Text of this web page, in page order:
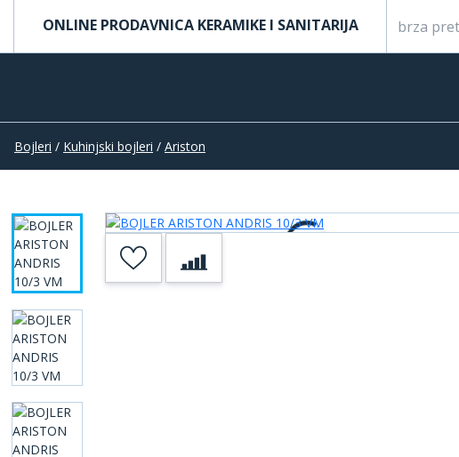
ONLINE PRODAVNICA KERAMIKE I SANITARIJA
Bojleri / Kuhinjski bojleri / Ariston